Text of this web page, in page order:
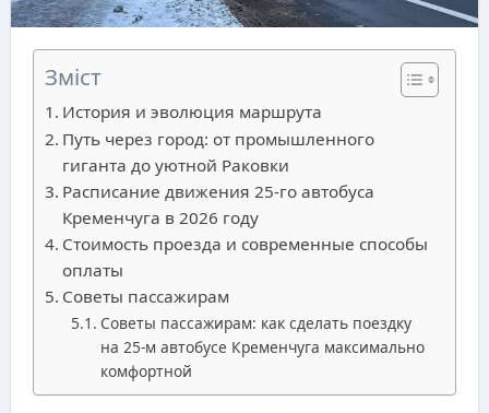
Зміст
История и эволюция маршрута
Путь через город: от промышленного
гиганта до уютной Раковки
Расписание движения 25-го автобуса
Кременчуга в 2026 году
Стоимость проезда и современные способы
оплаты
Советы пассажирам
Советы пассажирам: как сделать поездку
на 25-м автобусе Кременчуга максимально
комфортной